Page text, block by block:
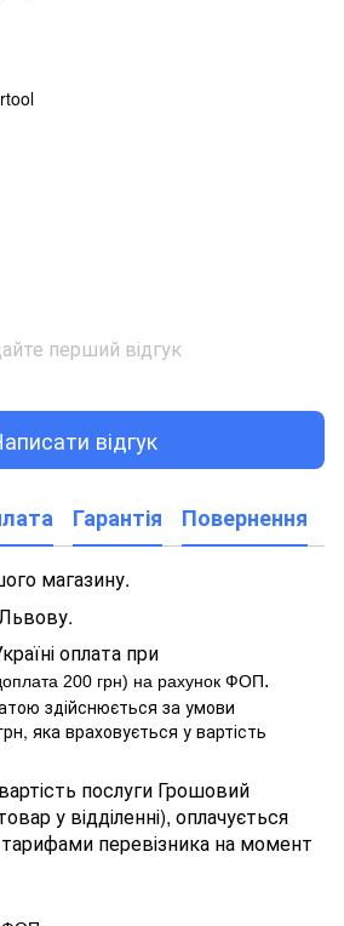
перший відгук
відгук
Гарантія Повернення
магазину.
оплата при
200 грн) на рахунок ФОП.
здійснюється за умови
яка враховується у вартість
послуги Грошовий
у відділенні), оплачується
перевізника на момент